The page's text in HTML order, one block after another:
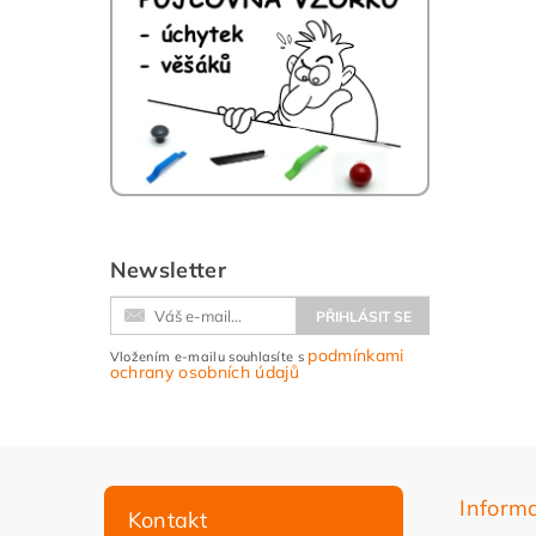
Newsletter
Vložením e-mailu souhlasíte s podmínkami
ochrany osobních údajů
Kontakt